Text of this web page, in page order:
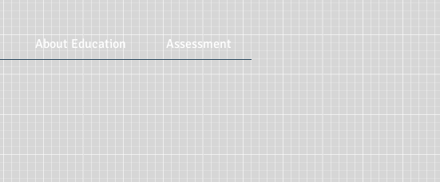
About Education Assessment